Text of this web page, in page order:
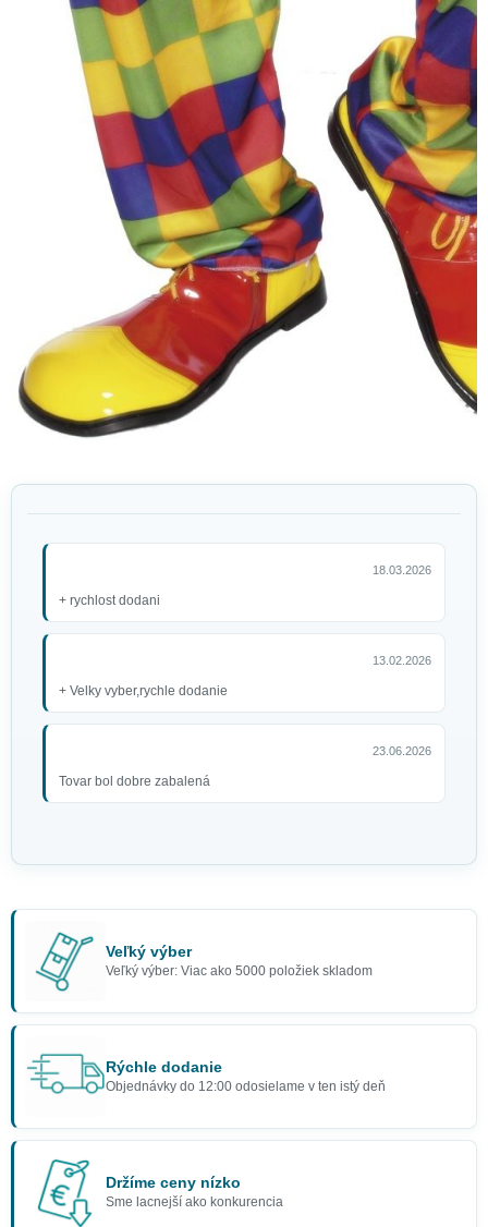
18.03.2026
+ rychlost dodani
13.02.2026
+ Velky vyber,rychle dodanie
23.06.2026
Tovar bol dobre zabalená
Veľký výber
Veľký výber: Viac ako 5000 položiek skladom
Rýchle dodanie
Objednávky do 12:00 odosielame v ten istý deň
Držíme ceny nízko
Sme lacnejší ako konkurencia